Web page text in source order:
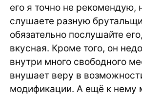
его я точно не рекомендую,
слушаете разную
обязательно послушайте
вкусная. Кроме того, он
внутри много свободного
внушает веру в
модификации. А ещё к нему